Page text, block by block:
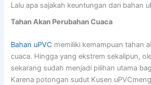
Lalu apa sajakah keuntungan dari bahan
Tahan Akan Perubahan Cuaca
Bahan uPVC memiliki kemampuan tahan
cuaca. Hingga yang ekstrem sekalipun,
sekarang sudah menjadi pilihan utama
Karena potongan sudut Kusen